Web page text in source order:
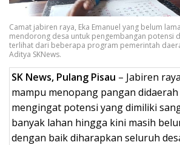
Camat jabiren raya, Eka Emanuel yang belum
mendorong desa untuk pengembangan potensi
terlihat dari beberapa program pemerintah
Aditya SKNews.
SK News, Pulang Pisau – Jabiren
mampu menopang pangan
mengingat potensi yang dimiliki
banyak lahan hingga kini masih
dengan baik diharapkan seluruh